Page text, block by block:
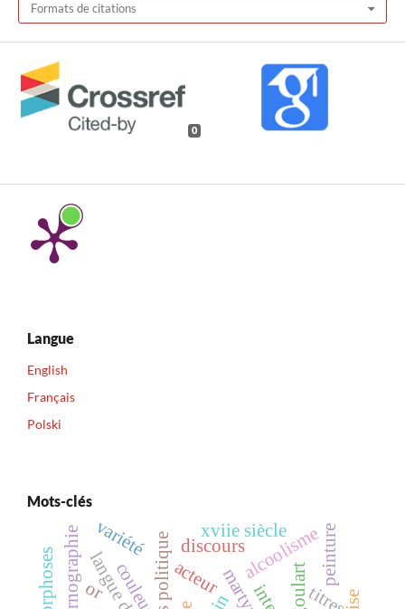
Formats de citations
0
Langue
English
Français
Polski
Mots-clés
alcoolisme
acteur
discours
pornographie variété
titres
xviie siècle
couleur
or
peinture